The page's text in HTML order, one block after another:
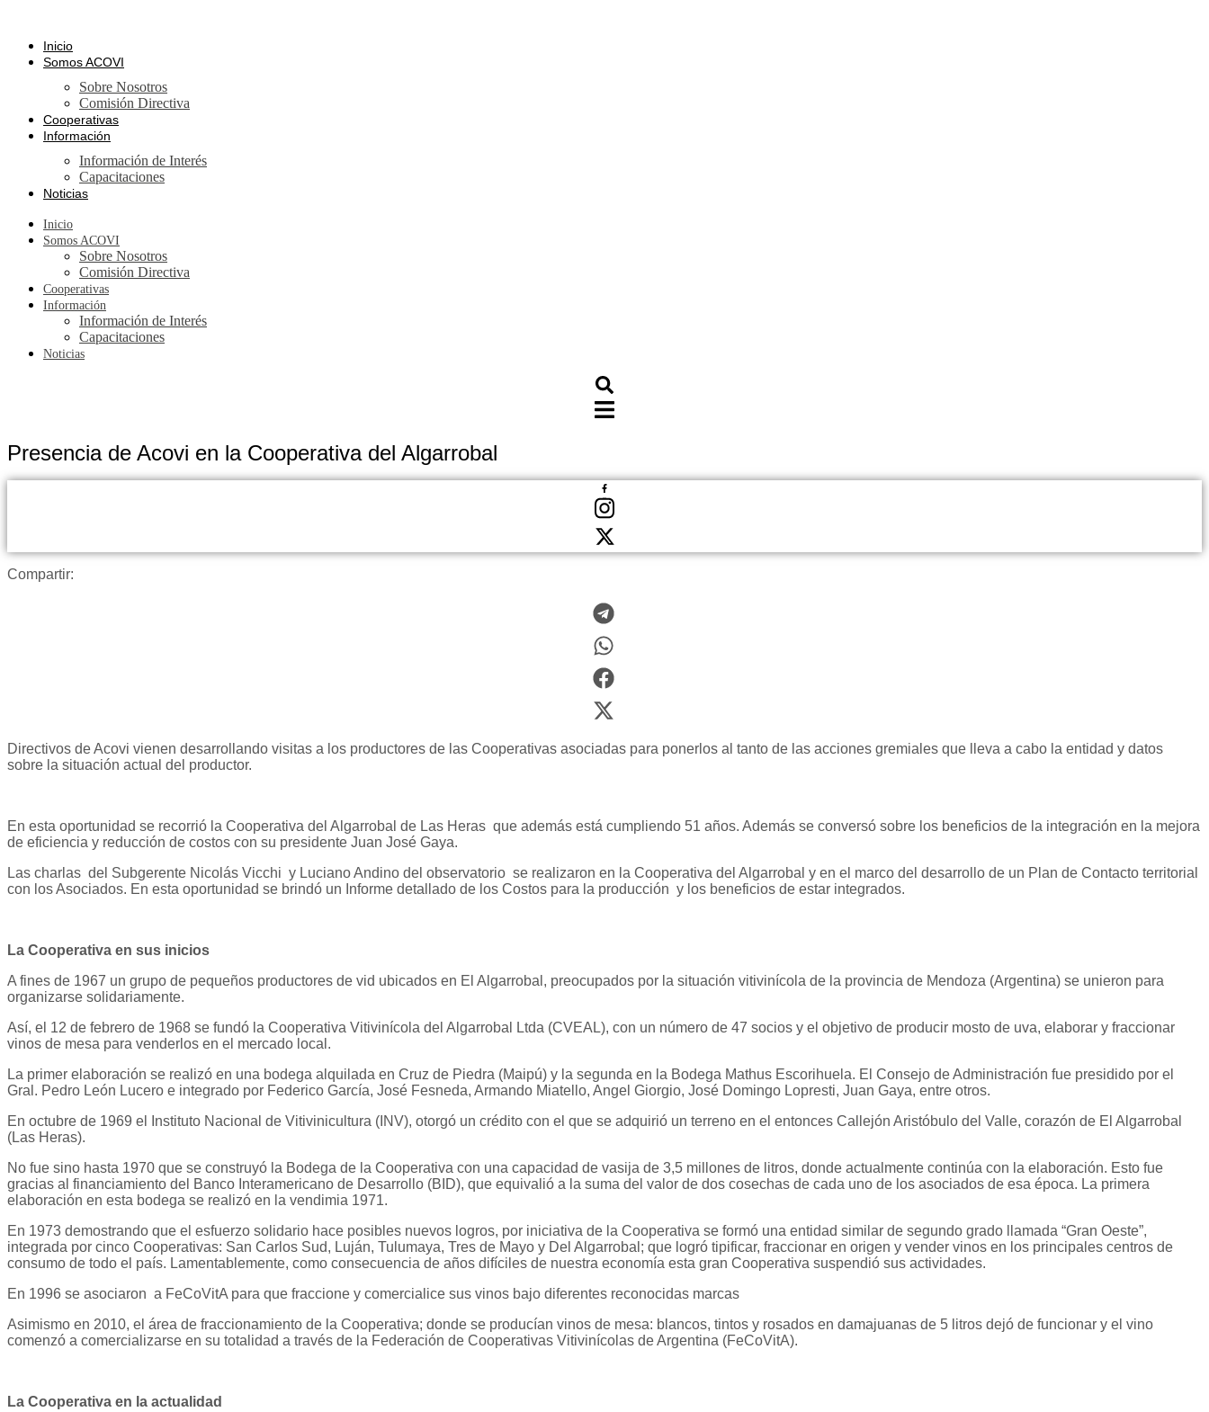
contenido
Inicio
Somos ACOVI
Sobre Nosotros
Comisión Directiva
Cooperativas
Información
Información de Interés
Capacitaciones
Noticias
Inicio
Somos ACOVI
Sobre Nosotros
Comisión Directiva
Cooperativas
Información
Información de Interés
Capacitaciones
Noticias
Presencia de Acovi en la Cooperativa del Algarrobal
Compartir:
Directivos de Acovi vienen desarrollando visitas a los productores de las Cooperativas asociadas para ponerlos al tanto de las acciones gremiales que lleva a cabo la entidad y datos
sobre la situación actual del productor.
En esta oportunidad se recorrió la Cooperativa del Algarrobal de Las Heras que además está cumpliendo 51 años. Además se conversó sobre los beneficios de la integración en la mejora
de eficiencia y reducción de costos con su presidente Juan José Gaya.
Las charlas del Subgerente Nicolás Vicchi y Luciano Andino del observatorio se realizaron en la Cooperativa del Algarrobal y en el marco del desarrollo de un Plan de Contacto territorial
con los Asociados. En esta oportunidad se brindó un Informe detallado de los Costos para la producción y los beneficios de estar integrados.
La Cooperativa en sus inicios
A fines de 1967 un grupo de pequeños productores de vid ubicados en El Algarrobal, preocupados por la situación vitivinícola de la provincia de Mendoza (Argentina) se unieron para
organizarse solidariamente.
Así, el 12 de febrero de 1968 se fundó la Cooperativa Vitivinícola del Algarrobal Ltda (CVEAL), con un número de 47 socios y el objetivo de producir mosto de uva, elaborar y fraccionar
vinos de mesa para venderlos en el mercado local.
La primer elaboración se realizó en una bodega alquilada en Cruz de Piedra (Maipú) y la segunda en la Bodega Mathus Escorihuela. El Consejo de Administración fue presidido por el
Gral. Pedro León Lucero e integrado por Federico García, José Fesneda, Armando Miatello, Angel Giorgio, José Domingo Lopresti, Juan Gaya, entre otros.
En octubre de 1969 el Instituto Nacional de Vitivinicultura (INV), otorgó un crédito con el que se adquirió un terreno en el entonces Callejón Aristóbulo del Valle, corazón de El Algarrobal
(Las Heras).
No fue sino hasta 1970 que se construyó la Bodega de la Cooperativa con una capacidad de vasija de 3,5 millones de litros, donde actualmente continúa con la elaboración. Esto fue
gracias al financiamiento del Banco Interamericano de Desarrollo (BID), que equivalió a la suma del valor de dos cosechas de cada uno de los asociados de esa época. La primera
elaboración en esta bodega se realizó en la vendimia 1971.
En 1973 demostrando que el esfuerzo solidario hace posibles nuevos logros, por iniciativa de la Cooperativa se formó una entidad similar de segundo grado llamada “Gran Oeste”,
integrada por cinco Cooperativas: San Carlos Sud, Luján, Tulumaya, Tres de Mayo y Del Algarrobal; que logró tipificar, fraccionar en origen y vender vinos en los principales centros de
consumo de todo el país. Lamentablemente, como consecuencia de años difíciles de nuestra economía esta gran Cooperativa suspendió sus actividades.
En 1996 se asociaron a FeCoVitA para que fraccione y comercialice sus vinos bajo diferentes reconocidas marcas
Asimismo en 2010, el área de fraccionamiento de la Cooperativa; donde se producían vinos de mesa: blancos, tintos y rosados en damajuanas de 5 litros dejó de funcionar y el vino
comenzó a comercializarse en su totalidad a través de la Federación de Cooperativas Vitivinícolas de Argentina (FeCoVitA).
La Cooperativa en la actualidad